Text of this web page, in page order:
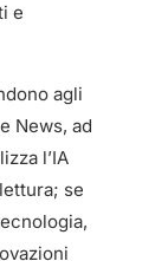
e
agli
News, ad
l’IA
se